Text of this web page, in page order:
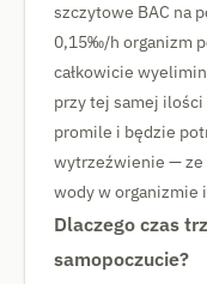
szczytowe BAC na
0,15‰/h organizm
całkowicie
przy tej samej
promile i będzie
wytrzeźwienie — ze
wody w organizmie
Dlaczego czas
samopoczucie?